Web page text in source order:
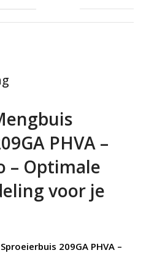
PHVA –
– Optimale
voor je
209GA PHVA –